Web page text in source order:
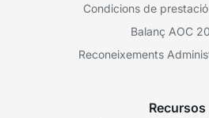
Condicions de
Balanç AOC
Reconeixements
Recursos